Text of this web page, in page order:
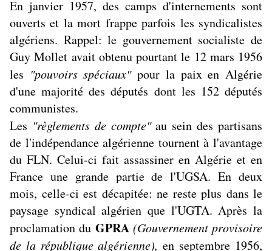
En janvier 1957, des camps d'internements sont
ouverts et la mort frappe parfois les syndicalistes
algériens. Rappel: le gouvernement socialiste de
Guy Mollet avait obtenu pourtant le 12 mars 1956
les "pouvoirs spéciaux"pour la paix en Algérie
d'une majorité des députés dont les 152 députés
communistes.
Les "règlements de compte"au sein des partisans
de l'indépendance algérienne tournent à l'avantage
du FLN. Celui-ci fait assassiner en Algérie et en
France une grande partie de l'UGSA. En deux
mois, celle-ci est décapitée: ne reste plus dans le
paysage syndical algérien que l'UGTA. Après la
proclamation du GPRA (Gouvernement provisoire
de la république algérienne), en septembre 1956,